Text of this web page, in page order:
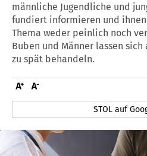
männliche Jugendliche und
fundiert informieren und
Thema weder peinlich noch
Buben und Männer lassen
zu spät behandeln.
STOL auf